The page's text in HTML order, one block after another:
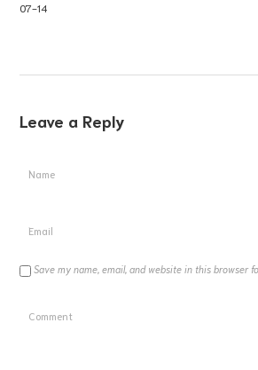
07-14
Leave a Reply
Save my name, email, and website in this browser